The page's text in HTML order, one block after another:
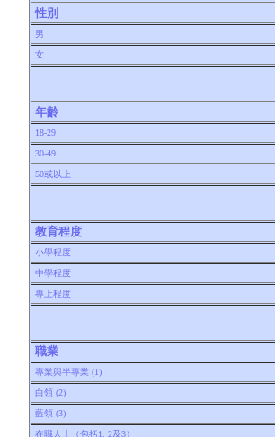
性別
男
女
年齡
18-29
30-49
50或以上
教育程度
小學程度
中學程度
專上程度
職業
專業與半專業 (1)
白領 (2)
藍領 (3)
在職人士（包括1, 2及3）